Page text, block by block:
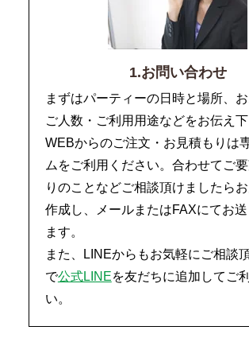
1.お問い合わせ
まずはパーティーの日時と場所、
ご人数・ご利用用途などをお伝え下
WEBからのご注文・お見積もりは
ムをご利用ください。合わせてご
りのことなどご相談頂けましたら
作成し、メールまたはFAXにてお
ます。
また、LINEからもお気軽にご相談
で公式LINEを友だちに追加してご
い。